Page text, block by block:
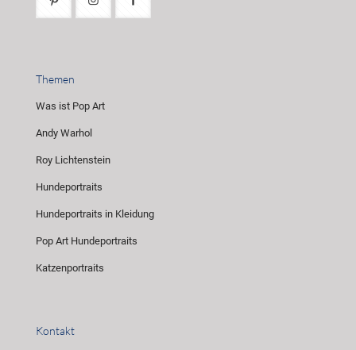
Themen
Was ist Pop Art
Andy Warhol
Roy Lichtenstein
Hundeportraits
Hundeportraits in Kleidung
Pop Art Hundeportraits
Katzenportraits
Kontakt